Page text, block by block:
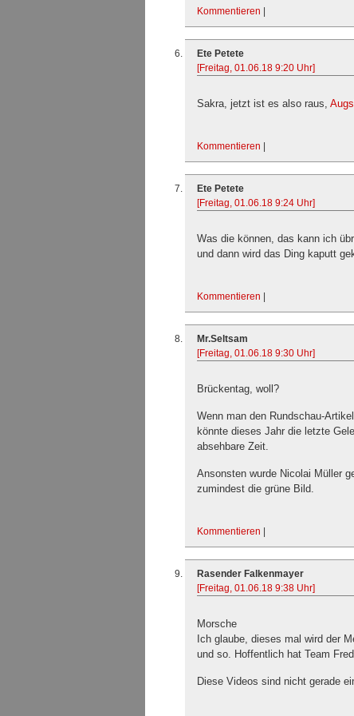
Kommentieren |
Ete Petete
[Freitag, 01.06.18 9:20 Uhr]
Sakra, jetzt ist es also raus,
Kommentieren |
Ete Petete
[Freitag, 01.06.18 9:24 Uhr]
Was die können, das kann ich
und dann wird das Ding kaputt
Kommentieren |
Mr.Seltsam
[Freitag, 01.06.18 9:30 Uhr]
Brückentag, woll?
Wenn man den Rundschau-
könnte dieses Jahr die letzte
absehbare Zeit.
Ansonsten wurde Nicolai Müller
zumindest die grüne Bild.
Kommentieren |
Rasender Falkenmayer
[Freitag, 01.06.18 9:38 Uhr]
Morsche
Ich glaube, dieses mal wird der
und so. Hoffentlich hat Team
Diese Videos sind nicht gerade